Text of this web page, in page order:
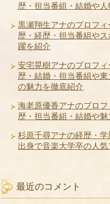
歴・担当番組・結婚や
黒瀬翔生アナのプロフ
歴・経歴・担当番組や
躍を紹介
安宅晃樹アナのプロフ
歴・結婚・担当番組や
の魅力を徹底紹介
海老原優香アナのプロ
歴・担当番組・結婚や
杉原千尋アナの経歴・
出身で音楽大学卒の人気
最近のコメント